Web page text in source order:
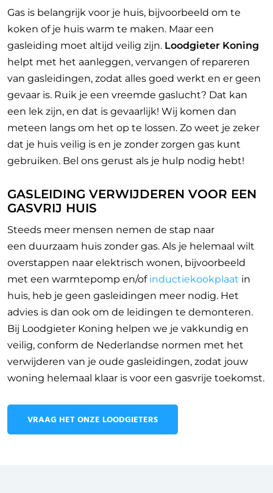
Gas is belangrijk voor je huis, bijvoorbeeld om te
koken of je huis warm te maken. Maar een
gasleiding moet altijd veilig zijn. Loodgieter Koning
helpt met het aanleggen, vervangen of repareren
van gasleidingen, zodat alles goed werkt en er geen
gevaar is. Ruik je een vreemde gaslucht? Dat kan
een lek zijn, en dat is gevaarlijk! Wij komen dan
meteen langs om het op te lossen. Zo weet je zeker
dat je huis veilig is en je zonder zorgen gas kunt
gebruiken. Bel ons gerust als je hulp nodig hebt!
GASLEIDING VERWIJDEREN VOOR EEN
GASVRIJ HUIS
Steeds meer mensen nemen de stap naar
een duurzaam huis zonder gas. Als je helemaal wilt
overstappen naar elektrisch wonen, bijvoorbeeld
met een warmtepomp en/of inductiekookplaat in
huis, heb je geen gasleidingen meer nodig. Het
advies is dan ook om de leidingen te demonteren.
Bij Loodgieter Koning helpen we je vakkundig en
veilig, conform de Nederlandse normen met het
verwijderen van je oude gasleidingen, zodat jouw
woning helemaal klaar is voor een gasvrije toekomst.
VRAAG HET ONZE LOODGIETERS